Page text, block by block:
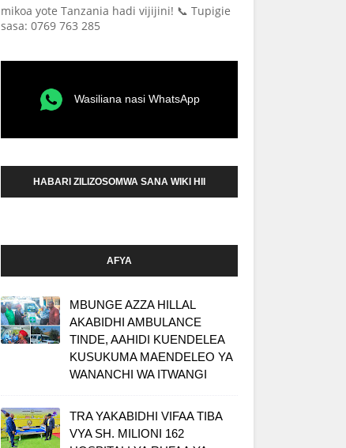
mikoa yote Tanzania hadi vijijini! 📞 Tupigie
sasa: 0769 763 285
Wasiliana nasi WhatsApp
HABARI ZILIZOSOMWA SANA WIKI HII
AFYA
MBUNGE AZZA HILLAL
AKABIDHI AMBULANCE
TINDE, AAHIDI KUENDELEA
KUSUKUMA MAENDELEO YA
WANANCHI WA ITWANGI
TRA YAKABIDHI VIFAA TIBA
VYA SH. MILIONI 162